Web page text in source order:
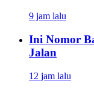
9 jam lalu
Ini Nomor
Jalan
12 jam lalu